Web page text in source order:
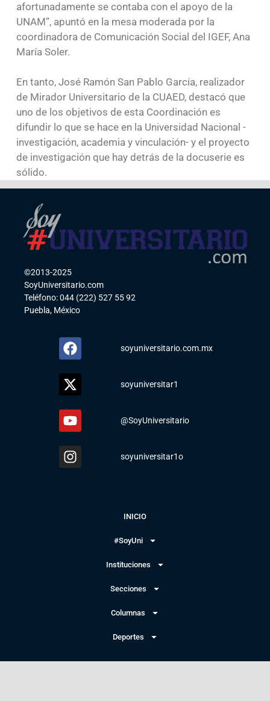
afortunadamente se contaba con el apoyo de la
UNAM”, apuntó en la mesa moderada por la
coordinadora de Comunicación Social del IGEF, Ana
María Soler.
En tanto, José Ramón San Pablo García, realizador
de Mirador Universitario de la CUAED, destacó que
uno de los objetivos de esta Coordinación es
difundir lo que se hace en la Universidad Nacional -
investigación, academia y vinculación- y el proyecto
de investigación que hay detrás de la docuserie es
sólido.
©2013-2025
SoyUniversitario.com
Teléfono: 044 (222) 527 55 92
Puebla, México
soyuniversitario.com.mx
soyuniversitar1
@SoyUniversitario
soyuniversitar1o
INICIO
#SoyUni
Instituciones
Secciones
Columnas
Deportes